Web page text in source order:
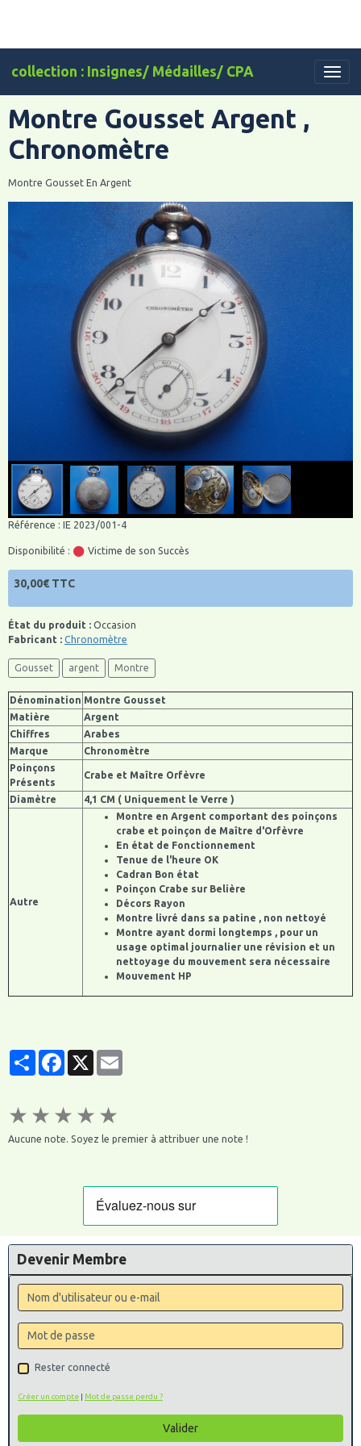
collection : Insignes/ Médailles/ CPA
Montre Gousset Argent ,
Chronomètre
Montre Gousset En Argent
Référence : IE 2023/001-4
Disponibilité : Victime de son Succès
30,00€ TTC
État du produit : Occasion
Fabricant : Chronomètre
Gousset argent Montre
Dénomination Montre Gousset
Matière
Argent
Chiffres
Arabes
Marque
Chronomètre
Poinçons
Présents
Crabe et Maître Orfèvre
Diamètre 4,1 CM ( Uniquement le Verre )
Autre
Montre en Argent comportant des poinçons
crabe et poinçon de Maître d'Orfèvre
En état de Fonctionnement
Tenue de l'heure OK
Cadran Bon état
Poinçon Crabe sur Belière
Décors Rayon
Montre livré dans sa patine , non nettoyé
Montre ayant dormi longtemps , pour un
usage optimal journalier une révision et un
nettoyage du mouvement sera nécessaire
Mouvement HP
PartagerFacebook
★ ★ ★ ★ ★
Aucune note. Soyez le premier à attribuer une note !
Devenir Membre
Rester connecté
Créer un compte | Mot de passe perdu ?
Valider